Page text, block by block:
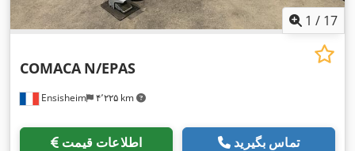
1 / 17
Ensisheim ۴٬۲۲۵ km
COMACA N/EPAS
اطلاعات قیمت تماس بگیرید